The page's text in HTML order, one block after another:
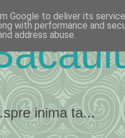
inima ta...
Google to deliver its
with performance and
address abuse.